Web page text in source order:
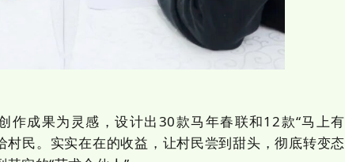
成果为灵感，设计出30款马年春联和12款“马上有
村民。实实在在的收益，让村民尝到甜头，彻底转变态